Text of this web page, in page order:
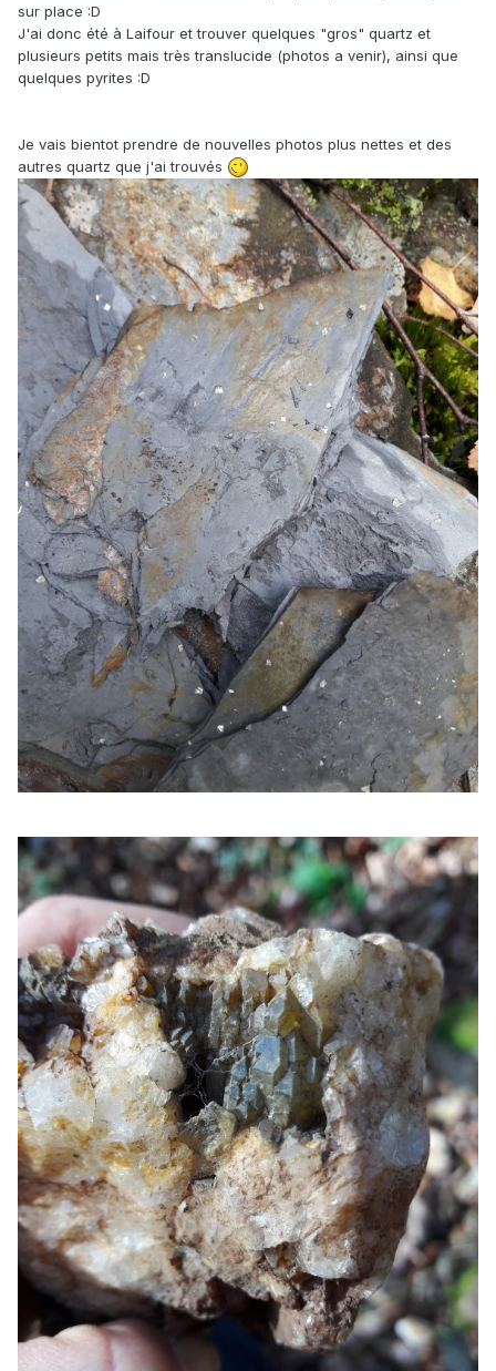
sur place :D
J'ai donc été à Laifour et trouver quelques "gros" quartz et
plusieurs petits mais très translucide (photos a venir), ainsi que
quelques pyrites :D
Je vais bientot prendre de nouvelles photos plus nettes et des
autres quartz que j'ai trouvés